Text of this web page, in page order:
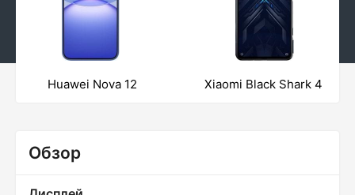
Huawei Nova 12 Xiaomi Black Shark 4
Обзор